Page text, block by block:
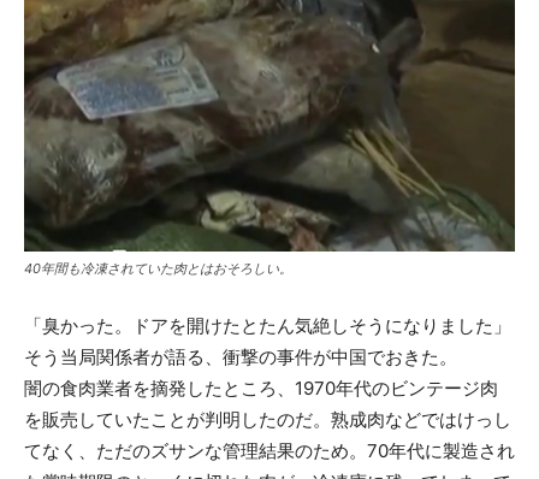
40年間も冷凍されていた肉とはおそろしい。
「臭かった。ドアを開けたとたん気絶しそうになりました」
そう当局関係者が語る、衝撃の事件が中国でおきた。
闇の食肉業者を摘発したところ、1970年代のビンテージ肉
を販売していたことが判明したのだ。熟成肉などではけっし
てなく、ただのズサンな管理結果のため。70年代に製造され